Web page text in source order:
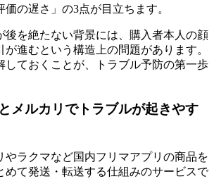
の遅さ」の3点が目立ちます。
後を絶たない背景には、購入者本人の顔
進むという構造上の問題があります。
しておくことが、トラブル予防の第一歩
メルカリでトラブルが起きやす
やラクマなど国内フリマアプリの商品を
めて発送・転送する仕組みのサービスで